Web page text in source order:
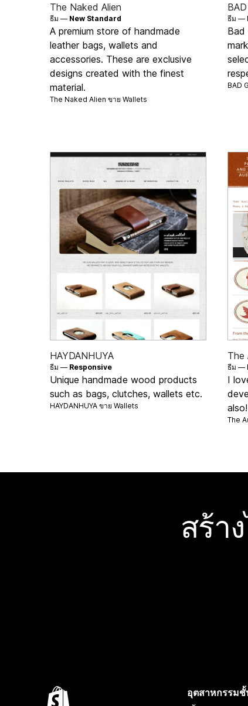
The Naked Alien
ธีม — New Standard
A premium store of handmade
leather bags, wallets and
accessories. These are exclusive
designs created with the finest
material.
The Naked Alien ขายWallets
ธีม —
Bad
BAD
HAYDANHUYA
ธีม — Responsive
Unique handmade wood products
such as bags, clutches, wallets etc.
HAYDANHUYA ขายWallets
The
ธีม —
I
also!
The
สร้า
อุตสาหกรรม